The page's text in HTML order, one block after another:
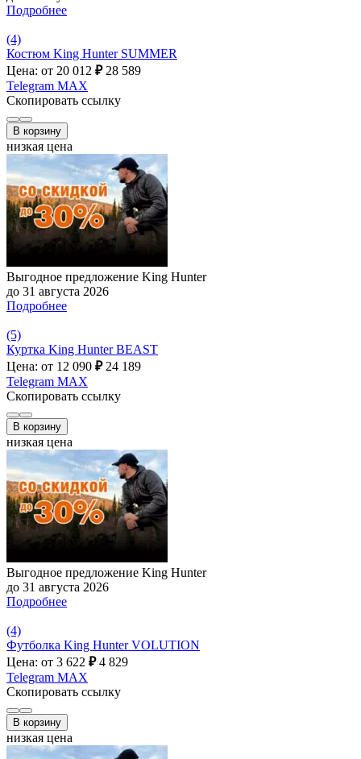
Подробнее
(4)
Костюм King Hunter SUMMER
Цена: от 20 012 ₽ 28 589
Telegram MAX
Скопировать ссылку
В корзину
низкая цена
Выгодное предложение King Hunter
до 31 августа 2026
Подробнее
(5)
Куртка King Hunter BEAST
Цена: от 12 090 ₽ 24 189
Telegram MAX
Скопировать ссылку
В корзину
низкая цена
Выгодное предложение King Hunter
до 31 августа 2026
Подробнее
(4)
Футболка King Hunter VOLUTION
Цена: от 3 622 ₽ 4 829
Telegram MAX
Скопировать ссылку
В корзину
низкая цена